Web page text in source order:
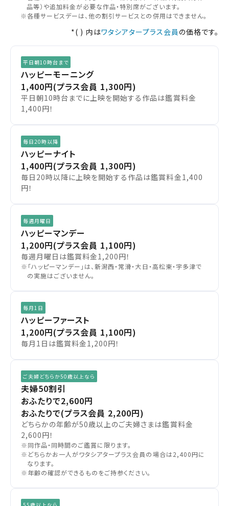
チケット購入
チケットの購入は下記リンクより、ご覧になりたい作品を選
択しご購入ください。
上映スケジュールを確認する
その他の劇場を選ぶ
無料のワタシアターライト会員もあります。
予約を確認・変更する
チケットの予約状況の確認及び予約を変更したい場合は、
下記リンクよりご確認ください。
予約を確認する
閉じる
お近くの劇場から選ぶ
都道府県から選ぶ
北海道
東北
関東
中部
近畿
中国・四国
九州
品等）や追加料金が必要な作品・特別席がございます。
※各種サービスデーは、他の割引サービスとの併用はできません。
*( ) 内はワタシアタープラス会員 の価格です。
平日朝10時台まで
ハッピーモーニング
1,400円(プラス会員 1,300円)
平日朝10時台までに上映を開始する作品は鑑賞料金
1,400円！
毎日20時以降
ハッピーナイト
1,400円(プラス会員 1,300円)
毎日20時以降に上映を開始する作品は鑑賞料金1,400
円！
毎週月曜日
ハッピーマンデー
1,200円(プラス会員 1,100円)
毎週月曜日は鑑賞料金1,200円！
※「ハッピーマンデー」は、新潟西・常滑・大日・高松東・宇多津で
の実施はございません。
毎月1日
ハッピーファースト
1,200円(プラス会員 1,100円)
毎月1日は鑑賞料金1,200円！
ご夫婦どちらか50歳以上なら
夫婦50割引
おふたりで2,600円
おふたりで(プラス会員 2,200円)
どちらかの年齢が50歳以上のご夫婦さまは鑑賞料金
2,600円！
※同作品・同時間のご鑑賞に限ります。
※どちらかお一人がワタシアタープラス会員の場合は2,400円に
なります。
※年齢の確認ができるものをご持参ください。
劇場を変更すると、STEP2以降で選択いただいた情報は解除
されます。
上映日を変更すると、STEP3以降で選択いただいた情報は解
除されます。